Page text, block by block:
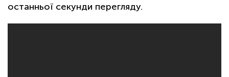
останньої секунди перегляду.